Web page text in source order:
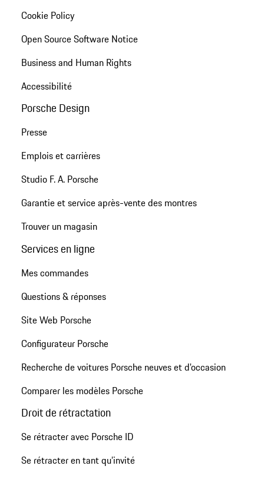
Cookie Policy
Open Source Software Notice
Business and Human Rights
Accessibilité
Porsche Design
Presse
Emplois et carrières
Studio F. A. Porsche
Garantie et service après-vente des montres
Trouver un magasin
Services en ligne
Mes commandes
Questions & réponses
Site Web Porsche
Configurateur Porsche
Recherche de voitures Porsche neuves et d'occasion
Comparer les modèles Porsche
Droit de rétractation
Se rétracter avec Porsche ID
Se rétracter en tant qu’invité